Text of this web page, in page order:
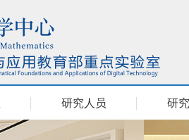
研究人员 研